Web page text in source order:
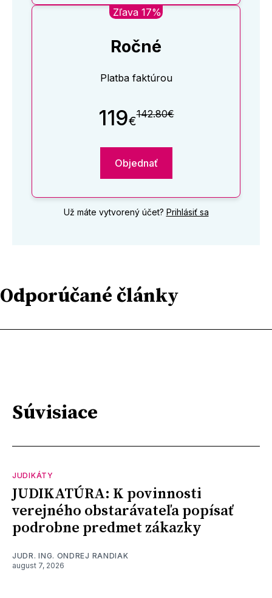
Zľava 17%
Ročné
Platba faktúrou
119€142.80€
Objednať
Už máte vytvorený účet? Prihlásiť sa
Odporúčané články
Súvisiace
JUDIKÁTY
JUDIKATÚRA: K povinnosti
verejného obstarávateľa popísať
podrobne predmet zákazky
JUDR. ING. ONDREJ RANDIAK
august 7, 2026